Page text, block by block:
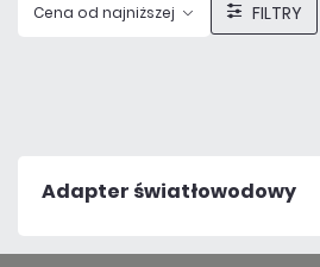
Cena od najniższej FILTRY
Adapter światłowodowy